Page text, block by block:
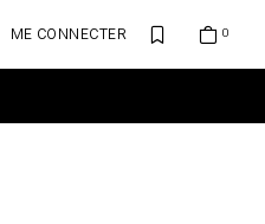
ME CONNECTER